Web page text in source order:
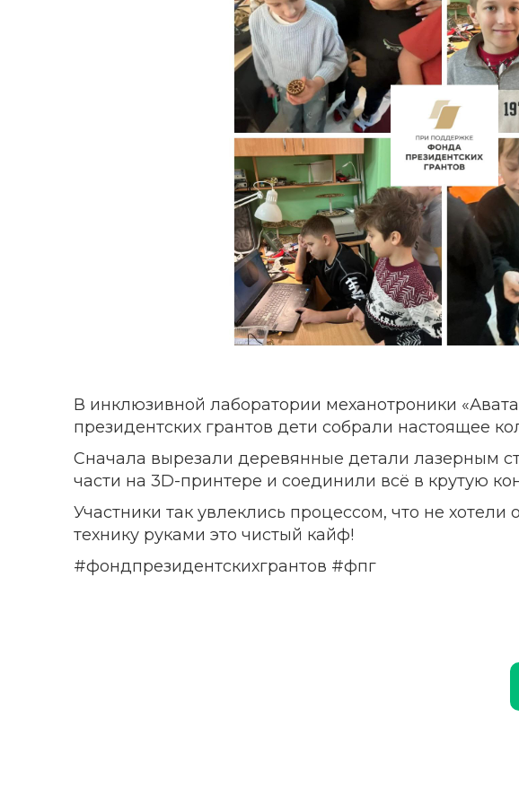
В инклюзивной лаборатории механотроники
президентских грантов дети собрали настоящее
Сначала вырезали деревянные детали лазерным
части на 3D-принтере и соединили всё в крутую
Участники так увлеклись процессом, что не хотели
технику руками это чистый кайф!
#фондпрезидентскихгрантов #фпг